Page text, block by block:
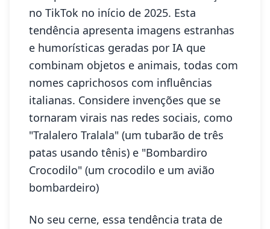
no TikTok no início de 2025. Esta
tendência apresenta imagens estranhas
e humorísticas geradas por IA que
combinam objetos e animais, todas com
nomes caprichosos com influências
italianas. Considere invenções que se
tornaram virais nas redes sociais, como
"Tralalero Tralala" (um tubarão de três
patas usando tênis) e "Bombardiro
Crocodilo" (um crocodilo e um avião
bombardeiro)
No seu cerne, essa tendência trata de